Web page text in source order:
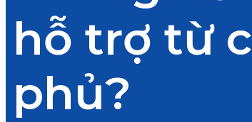
hỗ trợ từ
phủ?